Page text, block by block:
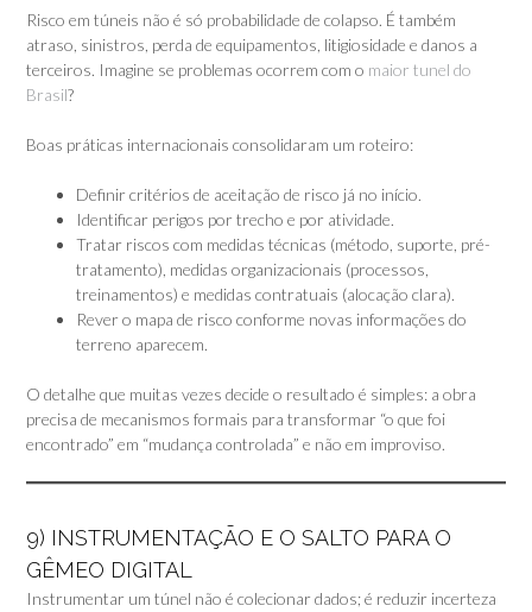
Risco em túneis não é só probabilidade de colapso. É também
atraso, sinistros, perda de equipamentos, litigiosidade e danos a
terceiros. Imagine se problemas ocorrem com o maior tunel do
Brasil?
Boas práticas internacionais consolidaram um roteiro:
Definir critérios de aceitação de risco já no início.
Identificar perigos por trecho e por atividade.
Tratar riscos com medidas técnicas (método, suporte, pré-
tratamento), medidas organizacionais (processos,
treinamentos) e medidas contratuais (alocação clara).
Rever o mapa de risco conforme novas informações do
terreno aparecem.
O detalhe que muitas vezes decide o resultado é simples: a obra
precisa de mecanismos formais para transformar “o que foi
encontrado” em “mudança controlada” e não em improviso.
9) INSTRUMENTAÇÃO E O SALTO PARA O
GÊMEO DIGITAL
Instrumentar um túnel não é colecionar dados; é reduzir incerteza